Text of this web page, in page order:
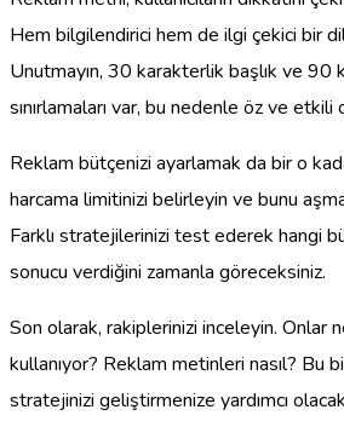
Hem bilgilendirici hem de ilgi çekici bir dil
Unutmayın, 30 karakterlik başlık ve 90
sınırlamaları var, bu nedenle öz ve etkili
Reklam bütçenizi ayarlamak da bir o
harcama limitinizi belirleyin ve bunu
Farklı stratejilerinizi test ederek hangi
sonucu verdiğini zamanla göreceksiniz.
Son olarak, rakiplerinizi inceleyin. Onlar
kullanıyor? Reklam metinleri nasıl? Bu
stratejinizi geliştirmenize yardımcı